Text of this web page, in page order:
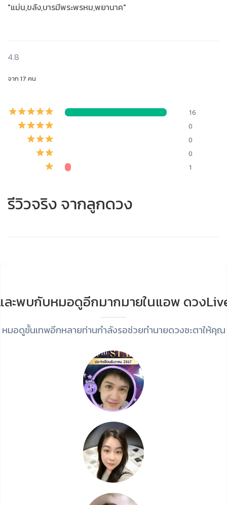
"แม่น,ขลัง,บารมีพระพรหม,พยานาค"
4.8
จาก 17 คน
16
0
0
0
1
รีวิวจริง จากลูกดวง
ละพบกับหมอดูอีกมากมายในแอพ ดวง
หมอดูขั้นเทพอีกหลายท่านกำลังรอช่วยทำนายดวงชะตาให้คุณ